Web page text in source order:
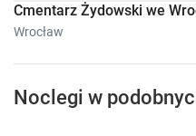
Cmentarz Żydowski we
Wrocław
Noclegi w